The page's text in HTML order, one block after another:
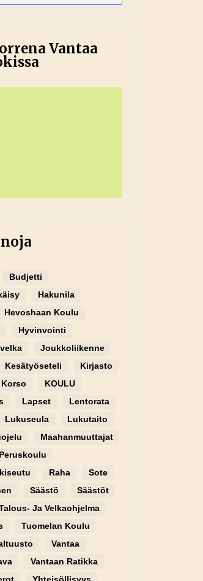
Vantaa
Budjetti
Hakunila
Hevoshaan Koulu
Hyvinvointi
Joukkoliikenne
Kesätyöseteli
Kirjasto
Korso
KOULU
Lapset
Lentorata
Lukuseula
Lukutaito
Maahanmuuttajat
Peruskoulu
Raha
Sote
Säästö
Säästöt
Ja Velkaohjelma
Tuomelan Koulu
Vantaa
Vantaan Ratikka